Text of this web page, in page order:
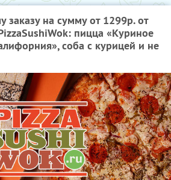
заказу на сумму от 1299р. от
пицца «Куриное
соба с курицей и не